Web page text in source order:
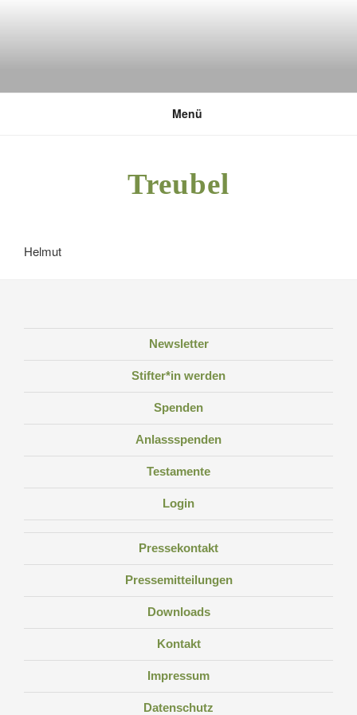
DEUTSCHE UMWELTSTIFTUNG
Menü
Treubel
Helmut
Newsletter
Stifter*in werden
Spenden
Anlassspenden
Testamente
Login
Pressekontakt
Pressemitteilungen
Downloads
Kontakt
Impressum
Datenschutz